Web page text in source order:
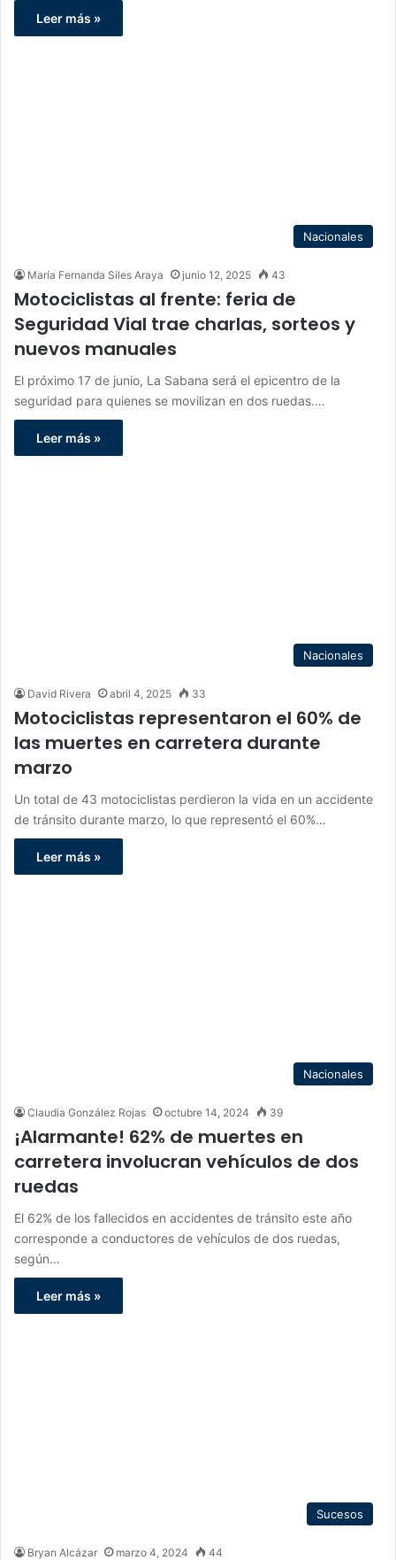
Leer más »
Nacionales
María Fernanda Siles Araya junio 12, 2025 43
Motociclistas al frente: feria de
Seguridad Vial trae charlas, sorteos y
nuevos manuales
El próximo 17 de junio, La Sabana será el epicentro de la
seguridad para quienes se movilizan en dos ruedas.…
Leer más »
Nacionales
David Rivera abril 4, 2025 33
Motociclistas representaron el 60% de
las muertes en carretera durante
marzo
Un total de 43 motociclistas perdieron la vida en un accidente
de tránsito durante marzo, lo que representó el 60%…
Leer más »
Nacionales
Claudia González Rojas octubre 14, 2024 39
¡Alarmante! 62% de muertes en
carretera involucran vehículos de dos
ruedas
El 62% de los fallecidos en accidentes de tránsito este año
corresponde a conductores de vehículos de dos ruedas,
según…
Leer más »
Sucesos
Bryan Alcázar marzo 4, 2024 44